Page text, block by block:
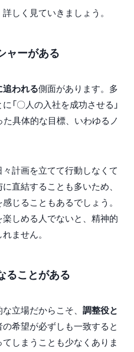
しく見ていきましょう。
ャーがある
追われる側面があります。多
「〇人の入社を成功させる」
た具体的な目標、いわゆるノ
計画を立てて行動しなくて
直結することも多いため、
じることもあるでしょう。
しめる人でないと、精神的
ません。
ることがある
立場だからこそ、 調整役と
希望が必ずしも一致すると
しまうことも少なくありま